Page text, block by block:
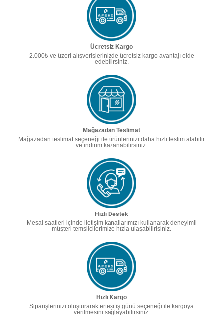
Ücretsiz Kargo
2.000₺ ve üzeri alışverişlerinizde ücretsiz kargo avantajı elde
edebilirsiniz.
Mağazadan Teslimat
Mağazadan teslimat seçeneği ile ürünlerinizi daha hızlı teslim alabilir
ve indirim kazanabilirsiniz.
Hızlı Destek
Mesai saatleri içinde iletişim kanallarımızı kullanarak deneyimli
müşteri temsilcilerimize hızla ulaşabilirisiniz.
Hızlı Kargo
Siparişlerinizi oluşturarak ertesi iş günü seçeneği ile kargoya
verilmesini sağlayabilirsiniz.